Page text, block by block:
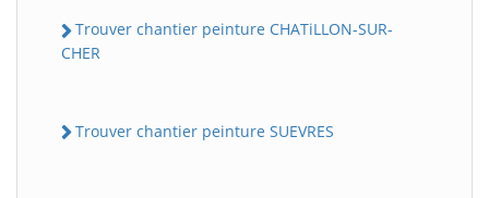
Trouver chantier peinture CHATiLLON-SUR-
CHER
Trouver chantier peinture SUEVRES